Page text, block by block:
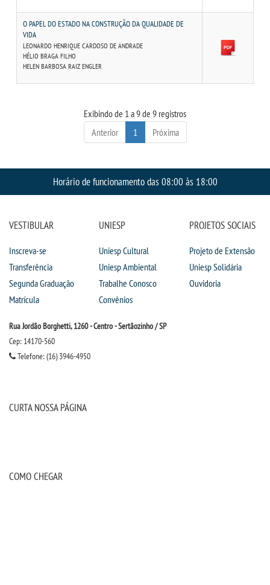
TRABALHE CONOSCO
O PAPEL DO ESTADO NA CONSTRUÇÃO DA QUALIDADE DE
VIDA
LEONARDO HENRIQUE CARDOSO DE ANDRADE
HÉLIO BRAGA FILHO
HELEN BARBOSA RAIZ ENGLER
Exibindo de 1 a 9 de 9 registros
Anterior
1 Próxima
Horário de funcionamento das 08:00 às 18:00
VESTIBULAR
Inscreva-se
Transferência
Segunda Graduação
Matrícula
UNIESP
Uniesp Cultural
Uniesp Ambiental
Trabalhe Conosco
Convênios
PROJETOS SOCIAIS
Projeto de Extensão
Uniesp Solidária
Ouvidoria
Rua Jordão Borghetti, 1260 - Centro - Sertãozinho / SP
Cep: 14170-560
Telefone: (16) 3946-4950
CURTA NOSSA PÁGINA
COMO CHEGAR